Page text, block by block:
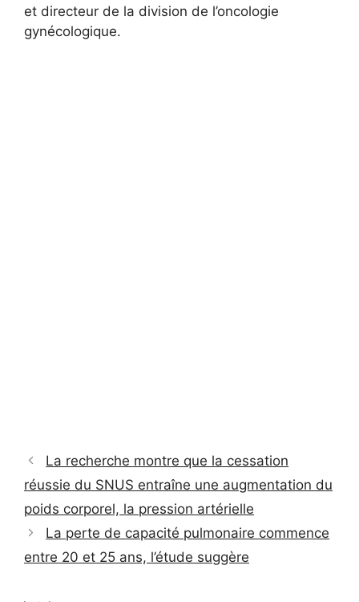
et directeur de la division de l’oncologie
gynécologique.
La recherche montre que la cessation
réussie du SNUS entraîne une augmentation du
poids corporel, la pression artérielle
La perte de capacité pulmonaire commence
entre 20 et 25 ans, l’étude suggère